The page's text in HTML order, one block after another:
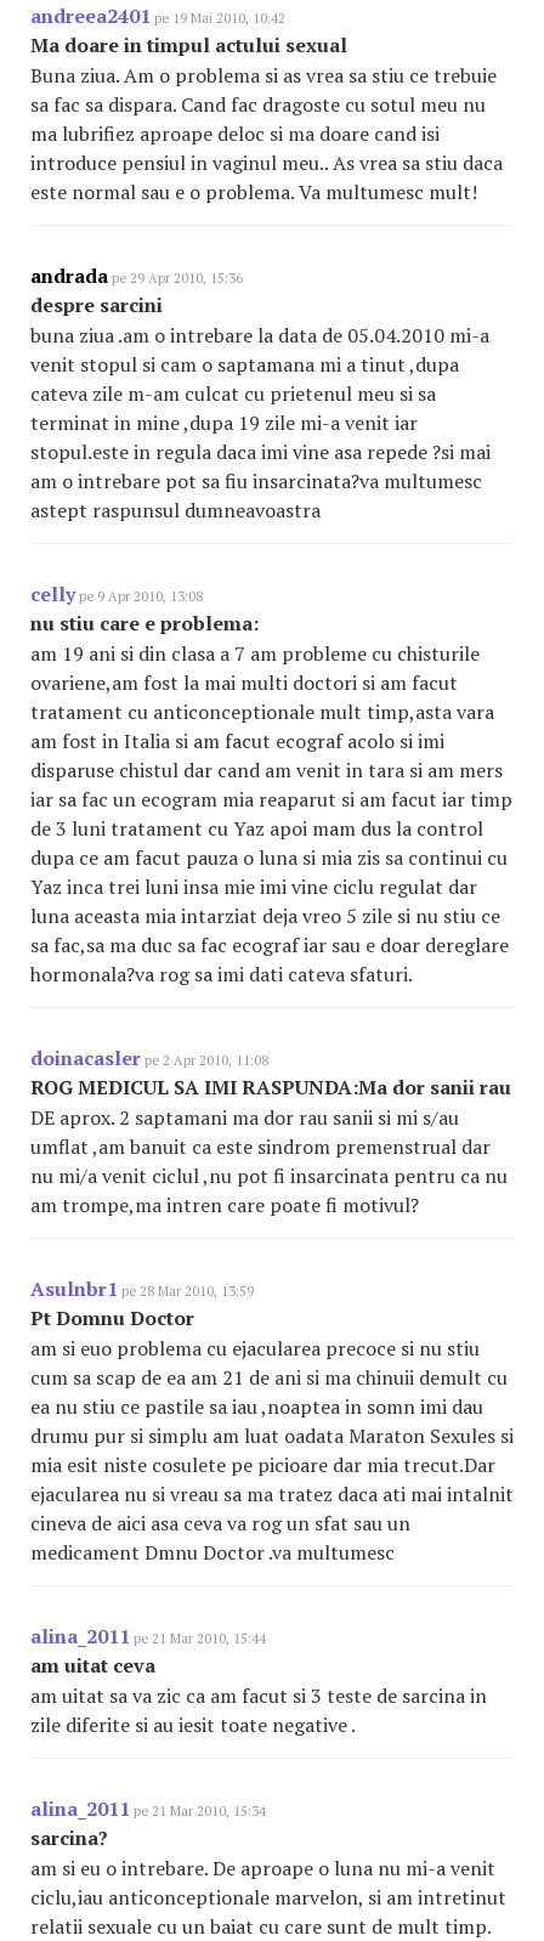
andreea2401 pe 19 Mai 2010, 10:42
Ma doare in timpul actului sexual
Buna ziua. Am o problema si as vrea sa stiu ce trebuie
sa fac sa dispara. Cand fac dragoste cu sotul meu nu
ma lubrifiez aproape deloc si ma doare cand isi
introduce pensiul in vaginul meu.. As vrea sa stiu daca
este normal sau e o problema. Va multumesc mult!
andrada pe 29 Apr 2010, 15:36
despre sarcini
buna ziua .am o intrebare la data de 05.04.2010 mi-a
venit stopul si cam o saptamana mi a tinut ,dupa
cateva zile m-am culcat cu prietenul meu si sa
terminat in mine ,dupa 19 zile mi-a venit iar
stopul.este in regula daca imi vine asa repede ?si mai
am o intrebare pot sa fiu insarcinata?va multumesc
astept raspunsul dumneavoastra
cellype 9 Apr 2010, 13:08
nu stiu care e problema:
am 19 ani si din clasa a 7 am probleme cu chisturile
ovariene,am fost la mai multi doctori si am facut
tratament cu anticonceptionale mult timp,asta vara
am fost in Italia si am facut ecograf acolo si imi
disparuse chistul dar cand am venit in tara si am mers
iar sa fac un ecogram mia reaparut si am facut iar timp
de 3 luni tratament cu Yaz apoi mam dus la control
dupa ce am facut pauza o luna si mia zis sa continui cu
Yaz inca trei luni insa mie imi vine ciclu regulat dar
luna aceasta mia intarziat deja vreo 5 zile si nu stiu ce
sa fac,sa ma duc sa fac ecograf iar sau e doar dereglare
hormonala?va rog sa imi dati cateva sfaturi.
doinacasler pe 2 Apr 2010, 11:08
ROG MEDICUL SA IMI RASPUNDA:Ma dor sanii rau
DE aprox. 2 saptamani ma dor rau sanii si mi s/au
umflat ,am banuit ca este sindrom premenstrual dar
nu mi/a venit ciclul ,nu pot fi insarcinata pentru ca nu
am trompe,ma intren care poate fi motivul?
Asulnbr1 pe 28 Mar 2010, 13:59
Pt Domnu Doctor
am si euo problema cu ejacularea precoce si nu stiu
cum sa scap de ea am 21 de ani si ma chinuii demult cu
ea nu stiu ce pastile sa iau ,noaptea in somn imi dau
drumu pur si simplu am luat oadata Maraton Sexules si
mia esit niste cosulete pe picioare dar mia trecut.Dar
ejacularea nu si vreau sa ma tratez daca ati mai intalnit
cineva de aici asa ceva va rog un sfat sau un
medicament Dmnu Doctor .va multumesc
alina_2011 pe 21 Mar 2010, 15:44
am uitat ceva
am uitat sa va zic ca am facut si 3 teste de sarcina in
zile diferite si au iesit toate negative .
alina_2011 pe 21 Mar 2010, 15:34
sarcina?
am si eu o intrebare. De aproape o luna nu mi-a venit
ciclu,iau anticonceptionale marvelon, si am intretinut
relatii sexuale cu un baiat cu care sunt de mult timp.